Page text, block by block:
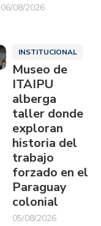
06/08/2026
INSTITUCIONAL
Museo de
ITAIPU
alberga
taller donde
exploran
historia del
trabajo
forzado en el
Paraguay
colonial
05/08/2026